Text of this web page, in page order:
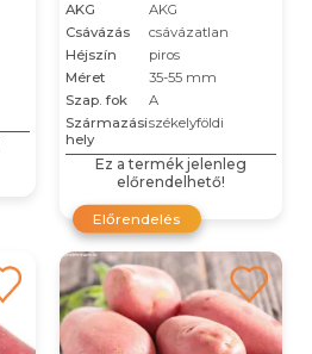
AKG
AKG
Csávázás
csávázatlan
Héjszín
piros
Méret
35-55 mm
Szap. fok
A
Származási
hely
székelyföldi
Ez a termék jelenleg
előrendelhető!
Előrendelés